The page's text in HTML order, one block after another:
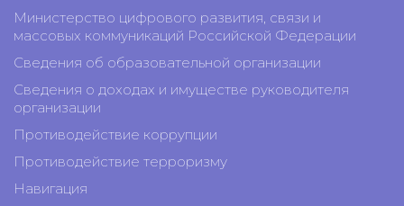
Министерство цифрового развития, связи и
массовых коммуникаций Российской Федерации
Сведения об образовательной организации
Сведения о доходах и имуществе руководителя
организации
Противодействие коррупции
Противодействие терроризму
Навигация